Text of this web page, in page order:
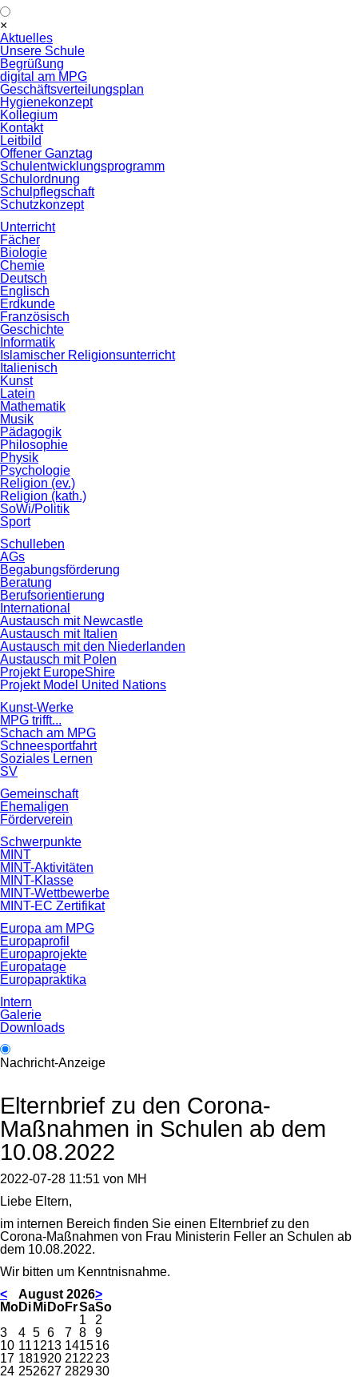
×
überspringen
Aktuelles
Unsere Schule
Begrüßung
digital am MPG
Geschäftsverteilungsplan
Hygienekonzept
Kollegium
Kontakt
Leitbild
Offener Ganztag
Schulentwicklungsprogramm
Schulordnung
Schulpflegschaft
Schutzkonzept
Unterricht
Fächer
Biologie
Chemie
Deutsch
Englisch
Erdkunde
Französisch
Geschichte
Informatik
Islamischer Religionsunterricht
Italienisch
Kunst
Latein
Mathematik
Musik
Pädagogik
Philosophie
Physik
Psychologie
Religion (ev.)
Religion (kath.)
SoWi/Politik
Sport
Schulleben
AGs
Begabungsförderung
Beratung
Berufsorientierung
International
Austausch mit Newcastle
Austausch mit Italien
Austausch mit den Niederlanden
Austausch mit Polen
Projekt EuropeShire
Projekt Model United Nations
Kunst-Werke
MPG trifft...
Schach am MPG
Schneesportfahrt
Soziales Lernen
SV
Gemeinschaft
Ehemaligen
Förderverein
Schwerpunkte
MINT
MINT-Aktivitäten
MINT-Klasse
MINT-Wettbewerbe
MINT-EC Zertifikat
Europa am MPG
Europaprofil
Europaprojekte
Europatage
Europapraktika
Intern
Galerie
Downloads
Nachricht-Anzeige
Elternbrief zu den Corona-
Maßnahmen in Schulen ab dem
10.08.2022
2022-07-28 11:51 von MH
Liebe Eltern,
im internen Bereich finden Sie einen Elternbrief zu den
Corona-Maßnahmen von Frau Ministerin Feller an Schulen ab
dem 10.08.2022.
Wir bitten um Kenntnisnahme.
<
August 2026>
Montag
Dienstag
Mittwoch
Donnerstag
Freitag
Samstag
Sonntag
1
2
3
4 5 6 7 8
9
10 111213 141516
17 181920 2122 23
24 252627 282930